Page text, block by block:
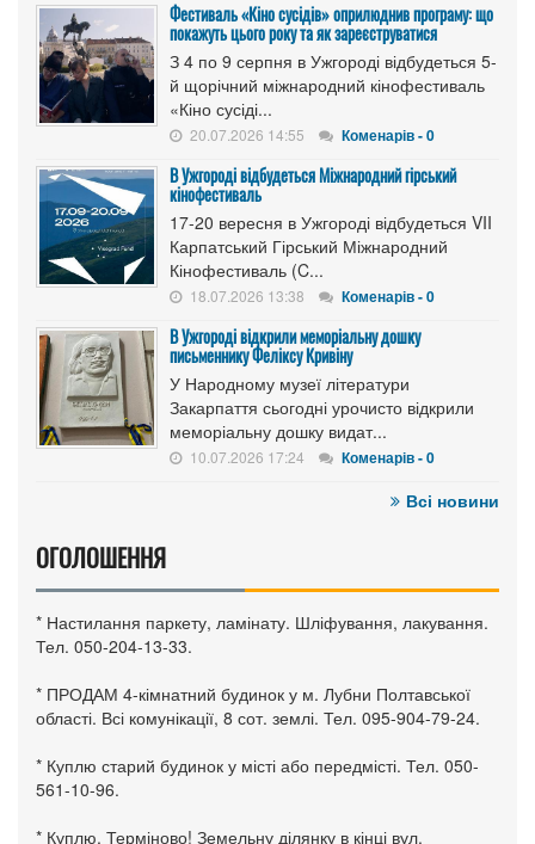
Фестиваль «Кіно сусідів» оприлюднив програму: що
покажуть цього року та як зареєструватися
З 4 по 9 серпня в Ужгороді відбудеться 5-
й щорічний міжнародний кінофестиваль
«Кіно сусіді...
20.07.2026 14:55 Коменарів - 0
В Ужгороді відбудеться Міжнародний гірський
кінофестиваль
17-20 вересня в Ужгороді відбудеться VII
Карпатський Гірський Міжнародний
Кінофестиваль (C...
18.07.2026 13:38 Коменарів - 0
В Ужгороді відкрили меморіальну дошку
письменнику Феліксу Кривіну
У Народному музеї літератури
Закарпаття сьогодні урочисто відкрили
меморіальну дошку видат...
10.07.2026 17:24 Коменарів - 0
Всі новини
ОГОЛОШЕННЯ
* Настилання паркету, ламінату. Шліфування, лакування.
Тел. 050-204-13-33.
* ПРОДАМ 4-кімнатний будинок у м. Лубни Полтавської
області. Всі комунікації, 8 сот. землі. Тел. 095-904-79-24.
* Куплю старий будинок у місті або передмісті. Тел. 050-
561-10-96.
* Куплю. Терміново! Земельну ділянку в кінці вул.